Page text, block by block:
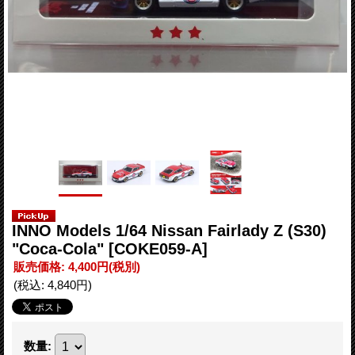
INNO Models 1/64 Nissan Fairlady Z (S30)
"Coca-Cola" [COKE059-A]
販売価格: 4,400円(税別)
(税込: 4,840円)
数量: